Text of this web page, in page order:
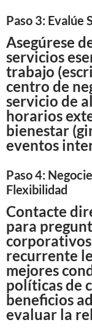
Paso 3: Evalúe
Asegúrese
servicios
trabajo
centro de
servicio de
horarios
bienestar
eventos
Paso 4:
Flexibilidad
Contacte
para
recurrente
mejores
políticas de
beneficios
evaluar la